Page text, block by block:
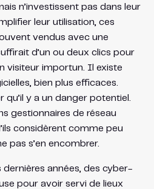
n’investissent pas dans leur
leur utilisation, ces
vendus avec une
d’un ou deux clics pour
visiteur importun. Il existe
bien plus efficaces.
y a un danger potentiel.
gestionnaires de réseau
considèrent comme peu
pas s’en encombrer.
dernières années, des cyber-
pour avoir servi de lieux